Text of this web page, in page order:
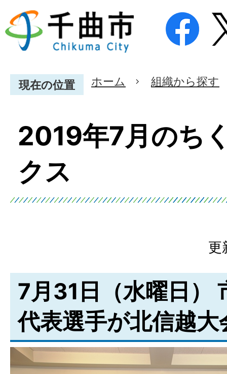
現在の位置 ホーム 組織から探す
2019年7月のち
クス
更
7月31日（水曜日）
代表選手が北信越